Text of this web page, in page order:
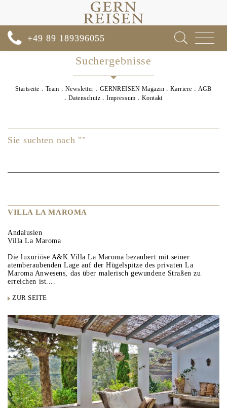
Toggle
+49 89 189396055
Suchergebnisse
Startseite Team Newsletter GERNREISEN Magazin Karriere
AGB
Datenschutz
Impressum Kontakt
Sie suchten nach ""
VILLA LA MAROMA
Andalusien
Villa La Maroma
Die luxuriöse A&K Villa La Maroma bezaubert mit seiner
atemberaubenden Lage auf der Hügelspitze des privaten La
Maroma Anwesens, das über malerisch gewundene Straßen zu
erreichen ist....
ZUR SEITE